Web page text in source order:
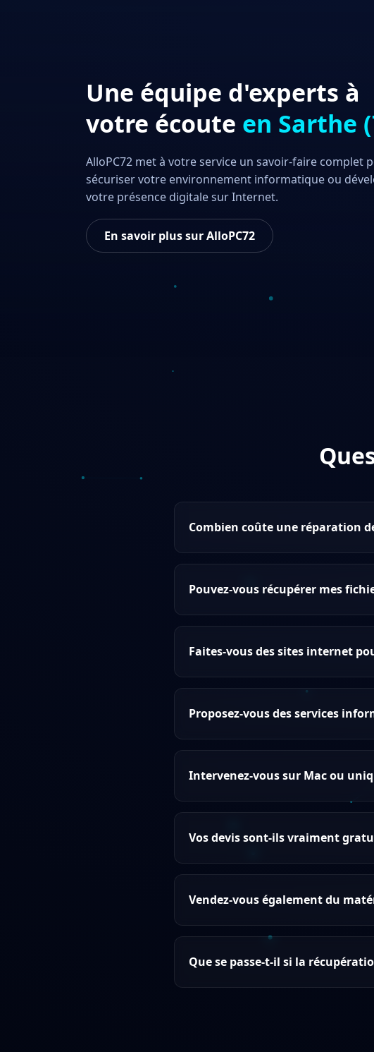
Une équipe d'experts à
votre écoute en Sarthe
AlloPC72 met à votre service un savoir-faire complet
sécuriser votre environnement informatique ou
votre présence digitale sur Internet.
En savoir plus sur AlloPC72
Combien coûte une réparation
Pouvez-vous récupérer mes
Faites-vous des sites internet
Proposez-vous des services
Intervenez-vous sur Mac ou
Vos devis sont-ils vraiment
Vendez-vous également du
Que se passe-t-il si la